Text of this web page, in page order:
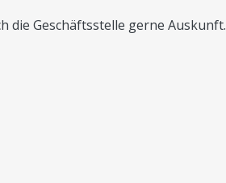
die Geschäftsstelle gerne Auskunft.